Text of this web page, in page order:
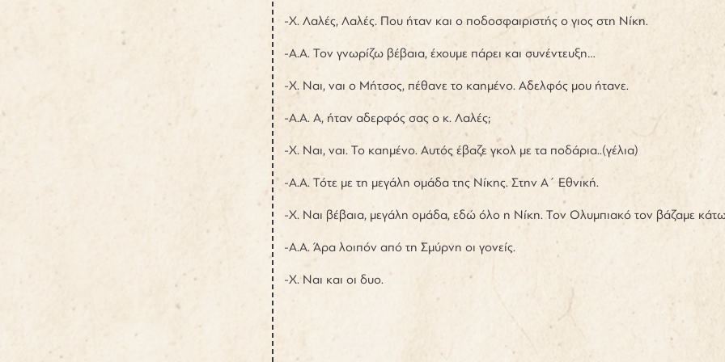
-Χ. Λαλές, Λαλές. Που ήταν και ο ποδοσφαιριστής ο γιος στη Νίκη.
-Α.Α. Τον γνωρίζω βέβαια, έχουμε πάρει και συνέντευξη…
-Χ. Ναι, ναι ο Μήτσος, πέθανε το καημένο. Αδελφός μου ήτανε.
-Α.Α. Α, ήταν αδερφός σας ο κ. Λαλές;
-Χ. Ναι, ναι. Το καημένο. Αυτός έβαζε γκολ με τα ποδάρια..(γέλια)
-Α.Α. Τότε με τη μεγάλη ομάδα της Νίκης. Στην Α΄ Εθνική.
-Χ. Ναι βέβαια, μεγάλη ομάδα, εδώ όλο η Νίκη. Τον Ολυμπιακό τον βάζαμε
-Α.Α. Άρα λοιπόν από τη Σμύρνη οι γονείς.
-Χ. Ναι και οι δυο.